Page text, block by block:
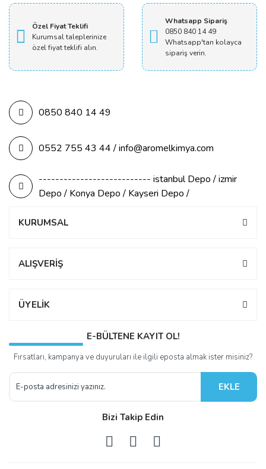
Özel Fiyat Teklifi
Kurumsal taleplerinize
özel fiyat teklifi alın.
Whatsapp Sipariş
0850 840 14 49
Whatsapp'tan kolayca
sipariş verin.
0850 840 14 49
0552 755 43 44 / info@aromelkimya.com
--------------------------- istanbul Depo / izmir
Depo / Konya Depo / Kayseri Depo /
KURUMSAL
ALIŞVERİŞ
ÜYELİK
E-BÜLTENE KAYIT OL!
Fırsatları, kampanya ve duyuruları ile ilgili eposta almak ister misiniz?
EKLE
Bizi Takip Edin